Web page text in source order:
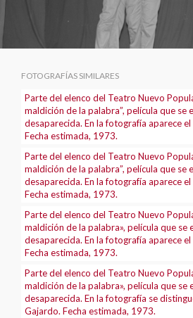
FOTOGRAFÍAS SIMILARES
Parte del elenco del Teatro Nuevo
maldición de la palabra”, película que se
desaparecida. En la fotografía aparece
Fecha estimada, 1973.
Parte del elenco del Teatro Nuevo
maldición de la palabra”, película que se
desaparecida. En la fotografía aparece
Fecha estimada, 1973.
Parte del elenco del Teatro Nuevo
maldición de la palabra», película que se
desaparecida. En la fotografía aparece
Fecha estimada, 1973.
Parte del elenco del Teatro Nuevo
maldición de la palabra», película que se
desaparecida. En la fotografía se
Gajardo. Fecha estimada, 1973.